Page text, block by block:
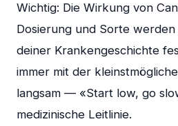
Wichtig: Die Wirkung von
Dosierung und Sorte
deiner Krankengeschichte
immer mit der
langsam — «Start low, go
medizinische Leitlinie.